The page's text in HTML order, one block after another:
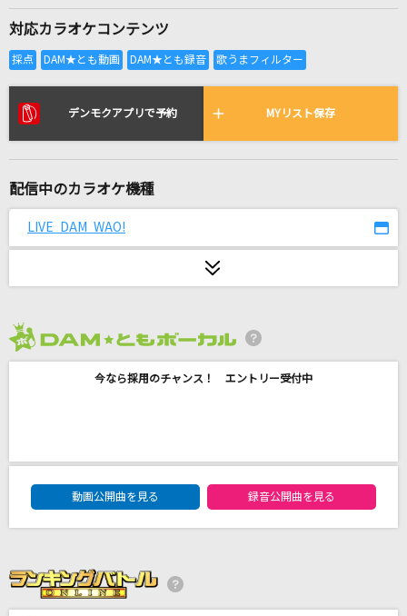
全国りれき
リアルタイムで歌われている曲の一覧
好きだから。
君はソナチネ
ホウキ雲
amazarashi
対応カラオケコンテンツ
デンモクアプリで予約 MYリスト保存
配信中のカラオケ機種
LIVE DAM WAO!
今なら採用のチャンス！ エントリー受付中
DAM★ともボーカルエントリーランキング
動画公開曲を見る
録音公開曲を見る